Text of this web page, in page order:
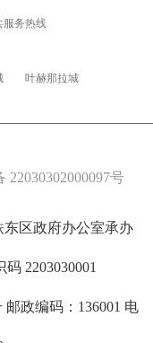
服务热线
叶赫那拉城
22030302000097号
东区政府办公室承办
2203030001
政编码：136001 电